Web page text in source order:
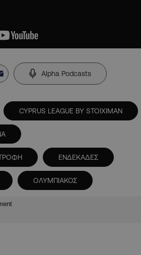
Alpha Podcasts
CYPRUS LEAGUE BY STOIXIMAN
ΕΝΔΕΚΑΔΕΣ
ΟΛΥΜΠΙΑΚΟΣ